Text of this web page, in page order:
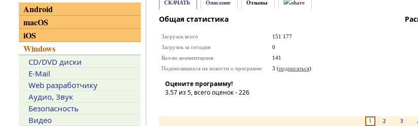
СКАЧАТЬ Описание Отзывы
Общая статистика
Загрузок всего
151 177
Загрузок за сегодня
0
Кол-во комментариев
141
Подписавшихся на новости о программе
3 (подписаться)
Оцените программу!
3.57из 5, всего оценок -226
1 2 3
Android
macOS
iOS
Windows
CD/DVD диски
E-Mail
Web разработчику
Аудио, Звук
Безопасность
Видео